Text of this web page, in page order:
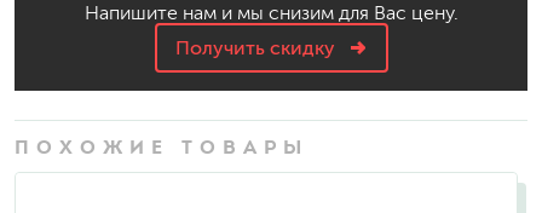
Напишите нам и мы снизим для Вас цену.
Получить скидку
ПОХОЖИЕ ТОВАРЫ